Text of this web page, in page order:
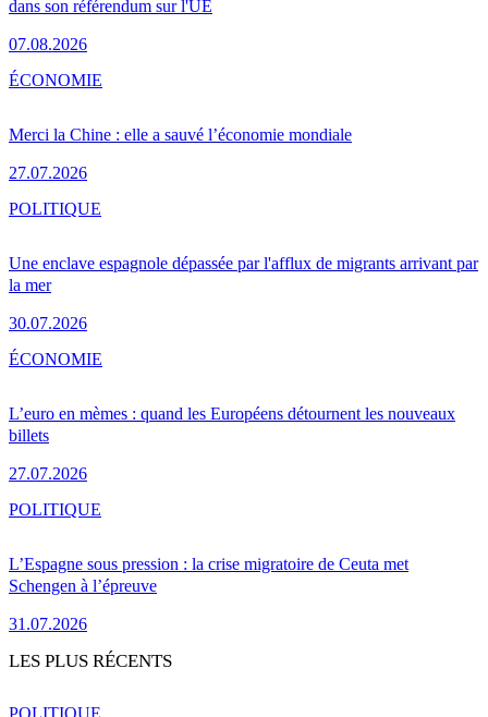
dans son référendum sur l'UE
07.08.2026
Merci la Chine : elle a sauvé l’économie mondiale
27.07.2026
ÉCONOMIE
Une enclave espagnole dépassée par l'afflux de migrants arrivant par
la mer
30.07.2026
POLITIQUE
L’euro en mèmes : quand les Européens détournent les nouveaux
billets
27.07.2026
ÉCONOMIE
L’Espagne sous pression : la crise migratoire de Ceuta met
Schengen à l’épreuve
31.07.2026
POLITIQUE
LES PLUS RÉCENTS
POLITIQUE